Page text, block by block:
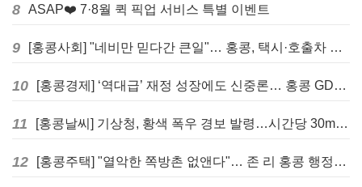
8 ASAP❤️ 7·8월 퀵 픽업 서비스 특별 이벤트
9 [홍콩사회] "네비만 믿다간 큰일"… 홍콩, 택시·호출차 통합 시험 도입하며 규제 본격화
10 [홍콩경제] ‘역대급’ 재정 성장에도 신중론… 홍콩 GDP 전망 상향 속 “지정학적 리스크 경계”
11 [홍콩날씨] 기상청, 황색 폭우 경보 발령…시간당 30mm 이상 강우 예보
12 [홍콩주택] "열악한 쪽방촌 없앤다"… 존 리 홍콩 행정장관, 4년 내 단계적 폐지 선언